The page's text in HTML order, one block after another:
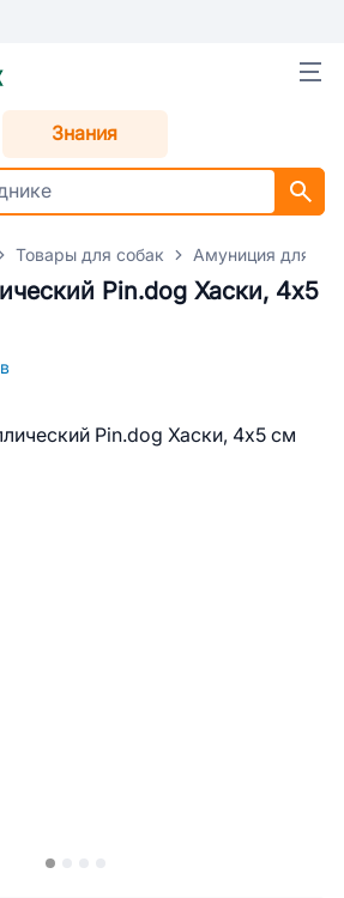
Знания
Товары для собак Амуниция для
Pin.dog Хаски, 4х5